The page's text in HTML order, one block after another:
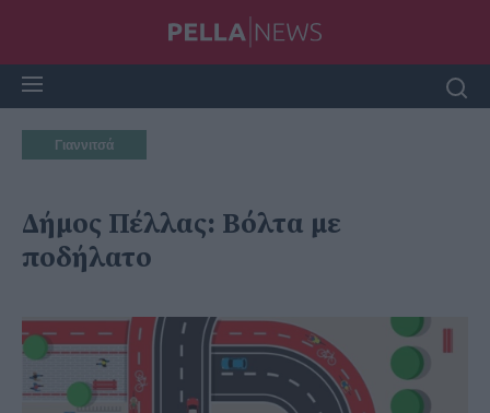
Γιαννιτσά
Δήμος Πέλλας: Βόλτα με
ποδήλατο